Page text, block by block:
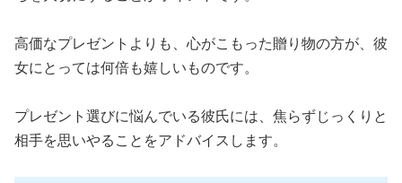
高価なプレゼントよりも、心がこもった贈り物の方が、彼
女にとっては何倍も嬉しいものです。
プレゼント選びに悩んでいる彼氏には、焦らずじっくりと
相手を思いやることをアドバイスします。